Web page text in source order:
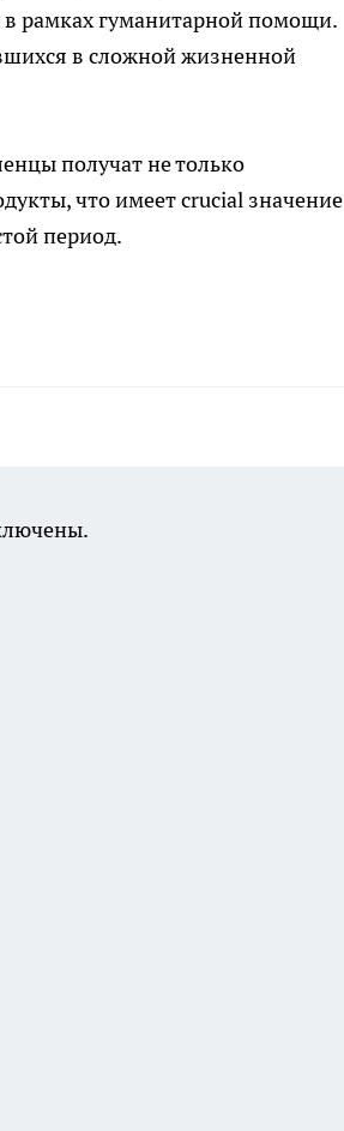
в рамках гуманитарной помощи.
в сложной жизненной
получат не только
что имеет crucial значение
период.